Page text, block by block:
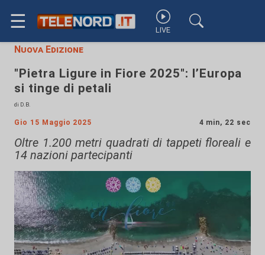
☰ LIVE
Nuova Edizione
"Pietra Ligure in Fiore 2025": l’Europa
si tinge di petali
di D.B.
Gio 15 Maggio 2025 4 min, 22 sec
Oltre 1.200 metri quadrati di tappeti floreali e
14 nazioni partecipanti